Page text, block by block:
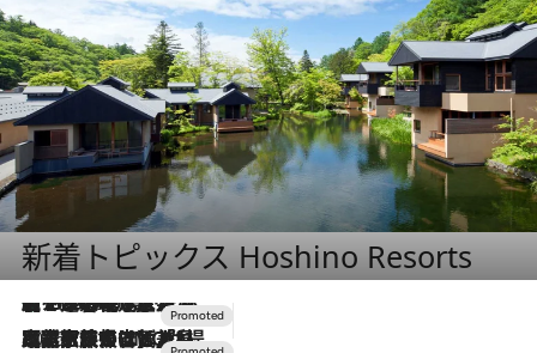
新着トピックス Hoshino Resorts
2026.8.7
【トンボの足水浴】ヒノキの香りに包まれて涼感マックス！約13℃の湧水かけ流しを避暑地「星野温泉 トンボの湯」で体験
2026.7.31
【ホテル帰省】という選択肢をOMOが提案。家族とほどよい距離を保つには「昼は実家、夜は気兼ねなくホテルで！」